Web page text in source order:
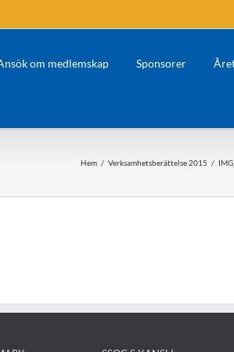
om medlemskap Sponsorer
Hem / Verksamhetsberättelse 2015 /